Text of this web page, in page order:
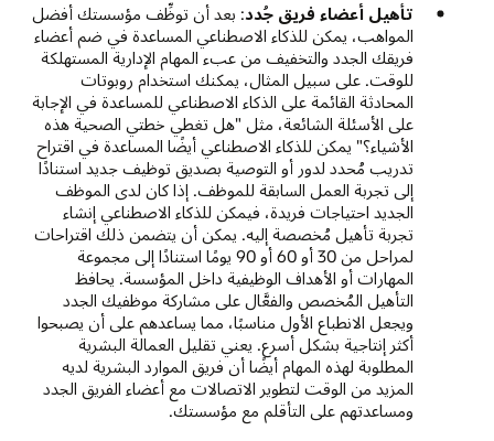
تأهيل أعضاء فريق جُدد: بعد أن توظِّف مؤسستك أفضل
المواهب، يمكن للذكاء الاصطناعي المساعدة في ضم أعضاء
فريقك الجدد والتخفيف من عبء المهام الإدارية المستهلكة
للوقت. على سبيل المثال، يمكنك استخدام روبوتات
المحادثة القائمة على الذكاء الاصطناعي للمساعدة في الإجابة
على الأسئلة الشائعة، مثل "هل تغطي خطتي الصحية هذه
الأشياء؟" يمكن للذكاء الاصطناعي أيضًا المساعدة في اقتراح
تدريب مُحدد لدور أو التوصية بصديق توظيف جديد استنادًا
إلى تجربة العمل السابقة للموظف. إذا كان لدى الموظف
الجديد احتياجات فريدة، فيمكن للذكاء الاصطناعي إنشاء
تجربة تأهيل مُخصصة إليه. يمكن أن يتضمن ذلك اقتراحات
لمراحل من 30 أو 60 أو 90 يومًا استنادًا إلى مجموعة
المهارات أو الأهداف الوظيفية داخل المؤسسة. يحافظ
التأهيل المُخصص والفعَّال على مشاركة موظفيك الجدد
ويجعل الانطباع الأول مناسبًا، مما يساعدهم على أن يصبحوا
أكثر إنتاجية بشكل أسرع. يعني تقليل العمالة البشرية
المطلوبة لهذه المهام أيضًا أن فريق الموارد البشرية لديه
المزيد من الوقت لتطوير الاتصالات مع أعضاء الفريق الجدد
ومساعدتهم على التأقلم مع مؤسستك.